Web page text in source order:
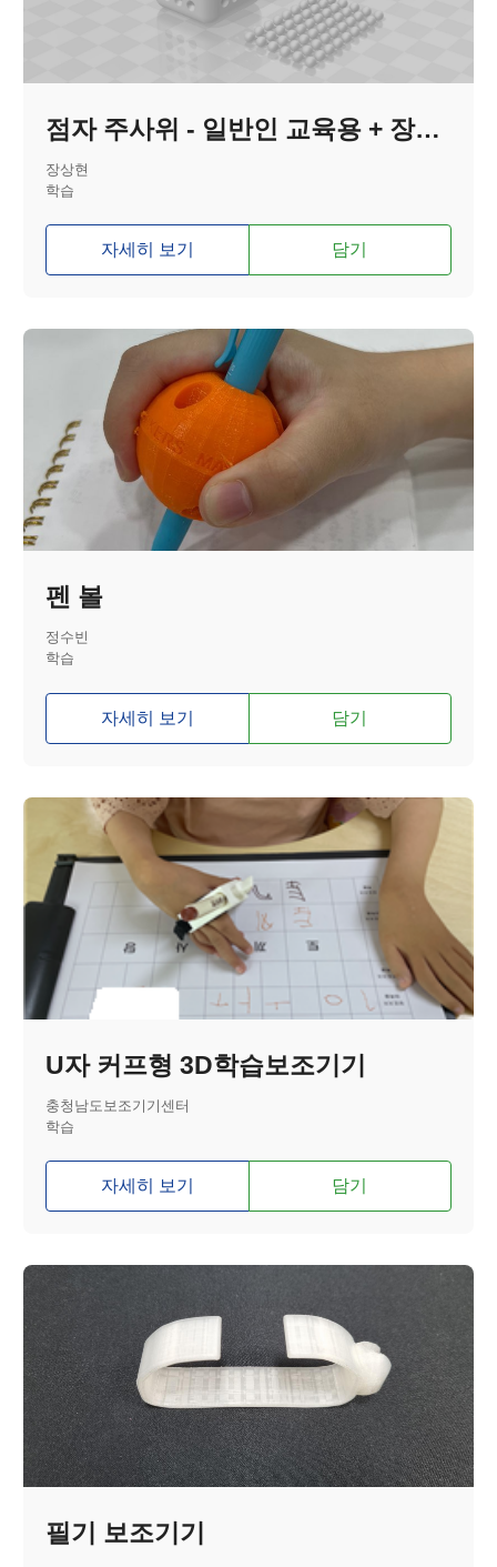
점자 주사위 - 일반인 교육용 + 장애인 사용 가능
장상현
학습
자세히 보기 담기
펜 볼
정수빈
학습
자세히 보기 담기
U자 커프형 3D학습보조기기
충청남도보조기기센터
학습
자세히 보기 담기
필기 보조기기